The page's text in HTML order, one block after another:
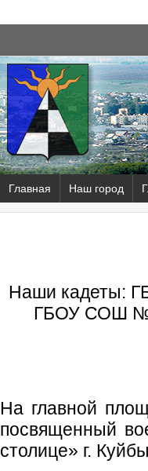
Главная Наш город
Наши кадеты:
ГБОУ СОШ №3
На главной
посвященный
столице» г.